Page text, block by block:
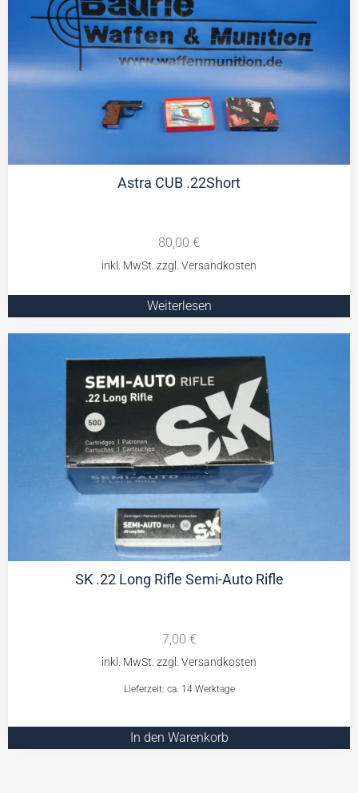
Astra CUB .22Short
80,00 €
Weiterlesen
SK .22 Long Rifle Semi-Auto Rifle
7,00 €
Lieferzeit: ca. 14 Werktage
In den Warenkorb